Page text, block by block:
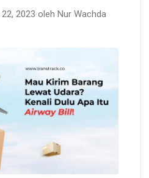
2023 oleh Nur Wachda